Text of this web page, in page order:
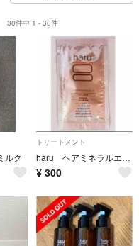
30件中 1 - 30件
ク
トリートメント
haru ヘアミネラルエッセンス サンプル 洗い流さない エッセンス ヘアオイル
¥ 300